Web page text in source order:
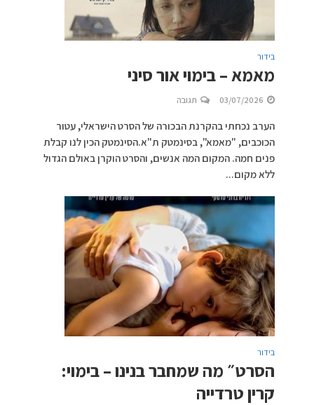
בידור
מאמא – בימוי אור סיני
03/07/2026 תגובה
הערב נכחתי בהקרנת הבכורה של הסרט הישראלי, עטור
הכוכבים, "מאמא", בסינמטק ת"א.הסינמטק הכין לנו קבלת
פנים חמה. המקום המה אנשים, והסרט הוקרן באולם הגדול
ללא מקום...
בידור
הסרט״ מה שמחבר בנינו – בימוי:
קרין טרדייה